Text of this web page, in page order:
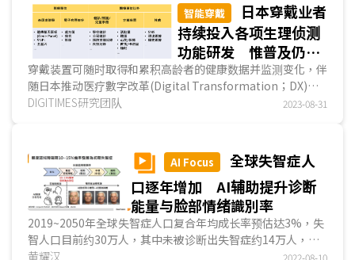
智能穿戴
日本穿戴业者
持续投入各项生理侦测
功能研发 惟普及仍赖
地方政府支持
穿戴装置可随时取得和累积高龄者的健康数据并监测变化，伴
随日本推动医疗數字改革(Digital Transformation；DX)，
穿戴装置更成为个人健康纪录(Personal Health Recor...
DIGITIMES研究团队 2023-08-31
AI Focus
全球失智症人
口逐年增加 AI辅助提升诊断
能量与脸部情绪識別率
2019~2050年全球失智症人口复合年均成长率预估达3%，失
智人口目前约30万人，其中未被诊断出失智症约14万人，因
此利用AI技术辅助失智症检测有其需求，辅助范围包含从...
黄耀汉 2022-08-10